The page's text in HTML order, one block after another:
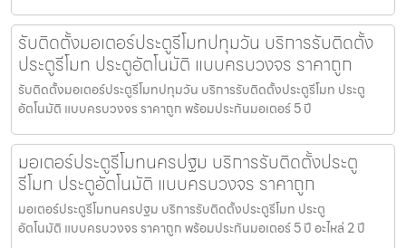
รับติดตั้งมอเตอร์ประตูรีโมทปทุมวัน บริการรับติดตั้ง
ประตูรีโมท ประตูอัตโนมัติ แบบครบวงจร ราคาถูก
รับติดตั้งมอเตอร์ประตูรีโมทปทุมวัน บริการรับติดตั้งประตูรีโมท ประตู
อัตโนมัติ แบบครบวงจร ราคาถูก พร้อมประกันมอเตอร์ 5 ปี
มอเตอร์ประตูรีโมทนครปฐม บริการรับติดตั้งประตู
รีโมท ประตูอัตโนมัติ แบบครบวงจร ราคาถูก
มอเตอร์ประตูรีโมทนครปฐม บริการรับติดตั้งประตูรีโมท ประตู
อัตโนมัติ แบบครบวงจร ราคาถูก พร้อมประกันมอเตอร์ 5 ปี อะไหล่ 2 ปี